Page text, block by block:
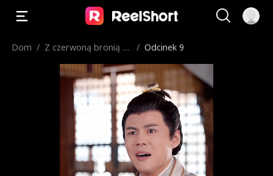
Dom / Z czerwoną bronią w
czyścić imię
/ Odcinek 9